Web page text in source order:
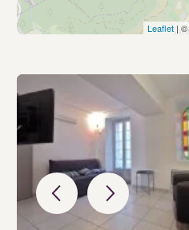
Leaflet | ©